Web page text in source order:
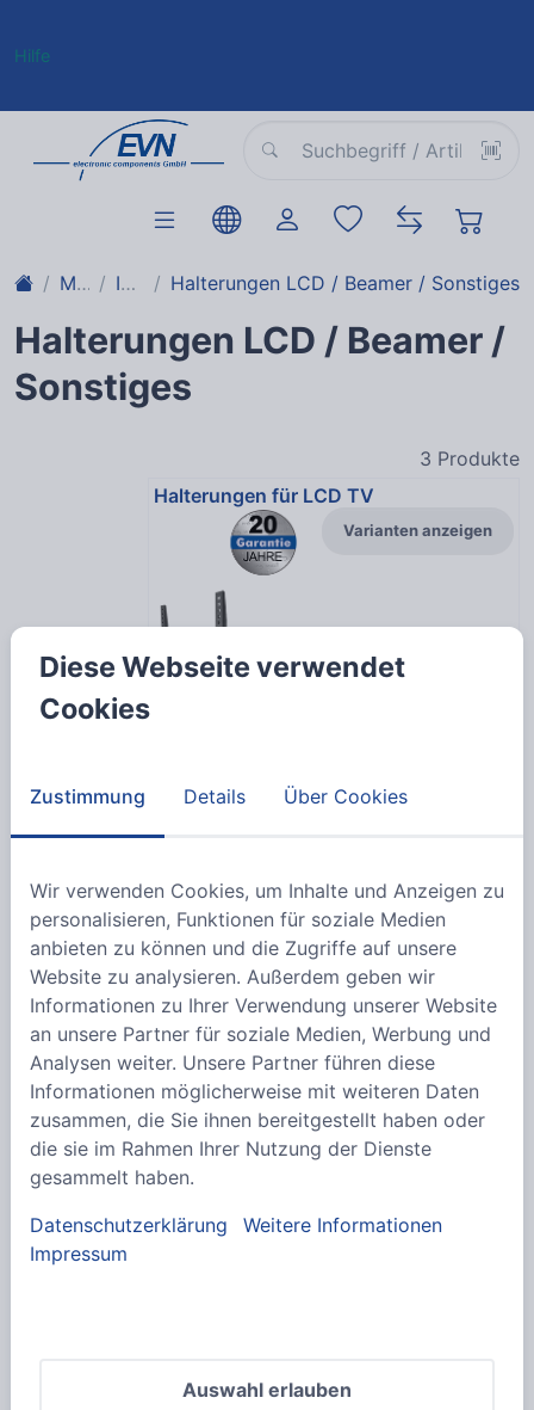
Hilfe
Medientechnik Install Halterungen LCD / Beamer / Sonstiges
Halterungen LCD / Beamer /
Sonstiges
3 Produkte
Halterungen für LCD TV
Varianten anzeigen
Deckenhalter für Beamer
EAN: 4012386130130
21,34 €
pro Stk
zzgl. Mwst
6Varianten
sonstige Halterungen
Varianten anzeigen
Diese Webseite verwendet
Cookies
Zustimmung Details Über Cookies
Wir verwenden Cookies, um Inhalte und Anzeigen zu
personalisieren, Funktionen für soziale Medien
anbieten zu können und die Zugriffe auf unsere
Website zu analysieren. Außerdem geben wir
Informationen zu Ihrer Verwendung unserer Website
an unsere Partner für soziale Medien, Werbung und
Analysen weiter. Unsere Partner führen diese
Informationen möglicherweise mit weiteren Daten
zusammen, die Sie ihnen bereitgestellt haben oder
die sie im Rahmen Ihrer Nutzung der Dienste
gesammelt haben.
Datenschutzerklärung
Weitere Informationen
Impressum
Auswahl erlauben